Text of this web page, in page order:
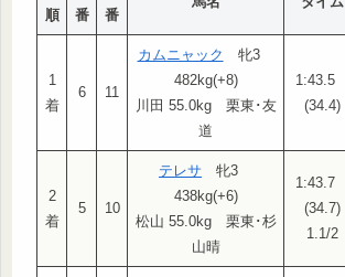
順
番
番
1
着
6 11
カムニャック 牝3
482kg(+8)
川田 55.0kg 栗東･友
道
1:43.5
(34.4)
2
着
5 10
テレサ 牝3
438kg(+6)
松山 55.0kg 栗東･杉
山晴
1:43.7
(34.7)
1.1/2